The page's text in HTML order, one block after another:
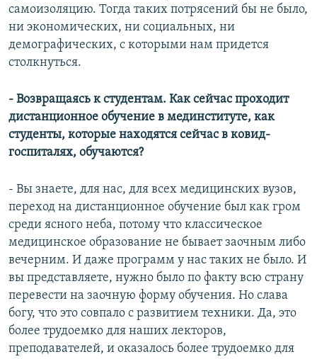
самоизоляцию. Тогда таких потрясений бы не было,
ни экономических, ни социальных, ни
демографических, с которыми нам придется
столкнуться.
- Возвращаясь к студентам. Как сейчас проходит
дистанционное обучение в мединституте, как
студенты, которые находятся сейчас в ковид-
госпиталях, обучаются?
- Вы знаете, для нас, для всех медицинских вузов,
переход на дистанционное обучение был как гром
среди ясного неба, потому что классическое
медицинское образование не бывает заочным либо
вечерним. И даже программ у нас таких не было. И
вы представляете, нужно было по факту всю страну
перевести на заочную форму обучения. Но слава
богу, что это совпало с развитием техники. Да, это
более трудоемко для наших лекторов,
преподавателей, и оказалось более трудоемко для